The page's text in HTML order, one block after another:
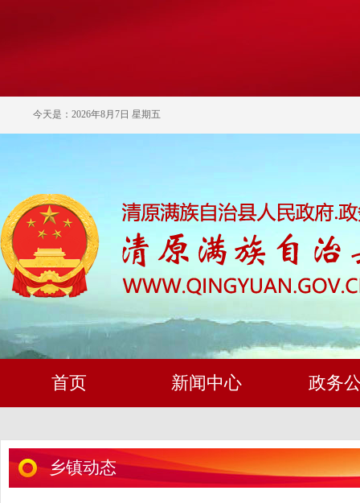
今天是：2026年8月7日 星期五
首页 新闻中心 政务
乡镇动态